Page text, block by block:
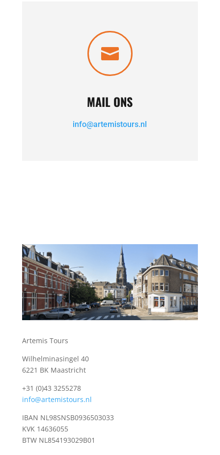

MAIL ONS
info@artemistours.nl
Artemis Tours
Wilhelminasingel 40
6221 BK Maastricht
+31 (0)43 3255278
info@artemistours.nl
IBAN NL98SNSB0936503033
KVK 14636055
BTW NL854193029B01